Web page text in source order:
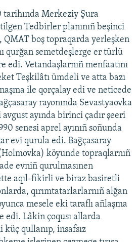
tarihında Merkeziy Şura
Tedbirler planınıñ beşinci
QMAT boş topraqarda yerleşken
qurğan semetdeşlerge er türlü
edi. Vetandaşlarnıñ menfaatını
Teşkilâtı ümdeli ve atta bazı
ile qorçalay edi ve neticede
rayonında Sevastyaovka
ayında birinci çadır şeeri
senesi aprel ayınıñ soñunda
evi qurula edi. Bağçasaray
köyunde topraqlarnıñ
evniñ qurulmasınen
aqıl-fikirli ve biraz basiretli
qırımtatarlarlarnıñ alğan
mesele eki taraflı añlaşma
edi. Lâkin çoqusı allarda
qullanıp, insafsız